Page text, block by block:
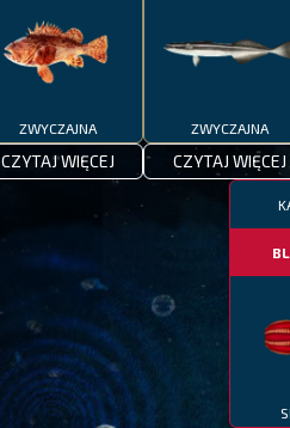
ZWYCZAJNA
CZYTAJ WIĘCEJ
ZWYCZAJNA
CZYTAJ WIĘCEJ